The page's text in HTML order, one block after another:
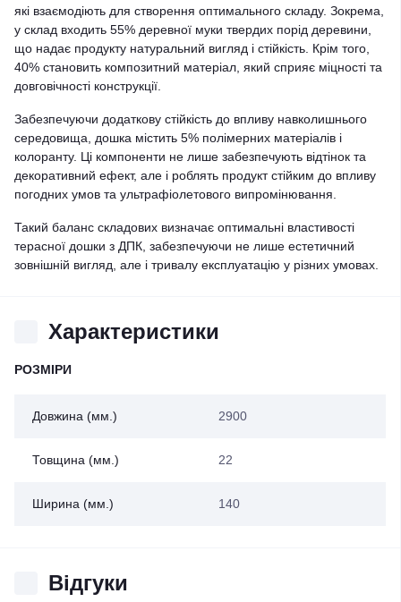
які взаємодіють для створення оптимального складу. Зокрема,
у склад входить 55% деревної муки твердих порід деревини,
що надає продукту натуральний вигляд і стійкість. Крім того,
40% становить композитний матеріал, який сприяє міцності та
довговічності конструкції.
Забезпечуючи додаткову стійкість до впливу навколишнього
середовища, дошка містить 5% полімерних матеріалів і
колоранту. Ці компоненти не лише забезпечують відтінок та
декоративний ефект, але і роблять продукт стійким до впливу
погодних умов та ультрафіолетового випромінювання.
Такий баланс складових визначає оптимальні властивості
терасної дошки з ДПК, забезпечуючи не лише естетичний
зовнішній вигляд, але і тривалу експлуатацію у різних умовах.
Характеристики
РОЗМІРИ
Довжина (мм.) 2900
Товщина (мм.) 22
Ширина (мм.) 140
Відгуки